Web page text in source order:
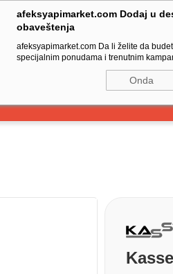
afeksyapimarket.com Dodaj u
obaveštenja
afeksyapimarket.com Da li želite da
specijalnim ponudama i trenutnim
Onda